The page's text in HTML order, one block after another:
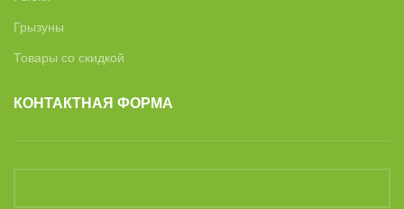
Грызуны
Товары со скидкой
КОНТАКТНАЯ ФОРМА